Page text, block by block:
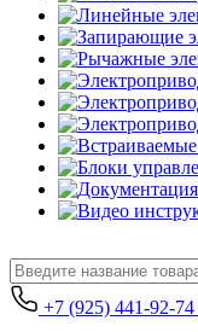
+7 (925) 441-92-74